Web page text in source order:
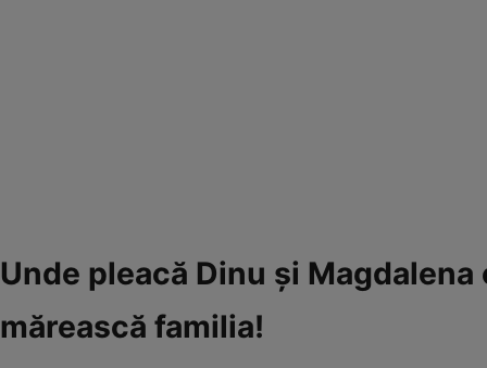
Unde pleacă Dinu și
mărească familia!